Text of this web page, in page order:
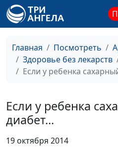
Главная Посмотреть
Здоровье без лекарств
Если у ребенка
Если у ребенка
диабет...
19 октября 2014
Отит